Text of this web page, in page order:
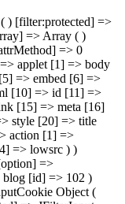
) [filter:protected] =>
=> Array ( )
=> 0
applet [1] => body
=> embed [6] =>
[10] => id [11] =>
[15] => meta [16]
style [20] => title
action [1] =>
=> lowsrc ) )
=>
blog [id] => 102 )
Object (